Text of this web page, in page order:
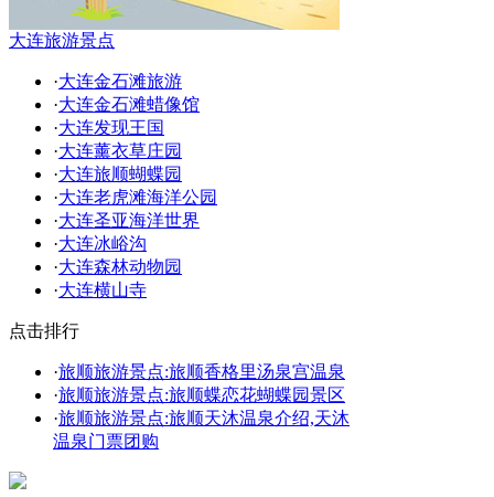
大连旅游景点
·大连金石滩旅游
·大连金石滩蜡像馆
·大连发现王国
·大连薰衣草庄园
·大连旅顺蝴蝶园
·大连老虎滩海洋公园
·大连圣亚海洋世界
·大连冰峪沟
·大连森林动物园
·大连横山寺
点击排行
·旅顺旅游景点:旅顺香格里汤泉宫温泉
·旅顺旅游景点:旅顺蝶恋花蝴蝶园景区
·旅顺旅游景点:旅顺天沐温泉介绍,天沐
温泉门票团购